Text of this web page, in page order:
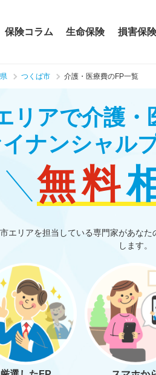
保険コラム 生命保険 損害保険
つくば市 介護・医療費のFP一覧
リアで介護・
ナンシャル
無料
エリアを担当している専門家があな
します。